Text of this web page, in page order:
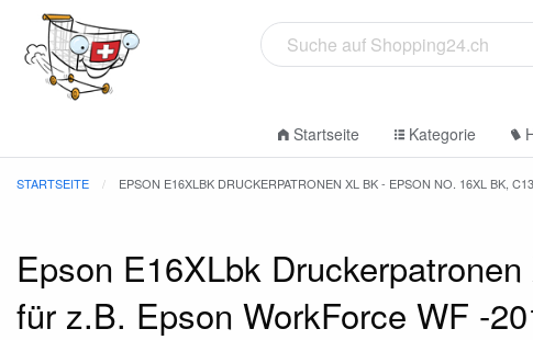
Startseite Kategorie
STARTSEITE EPSON E16XLBK DRUCKERPATRONEN XL BK - EPSON NO. 16XL BK,
Epson E16XLbk
für z.B. Epson WorkForce WF -